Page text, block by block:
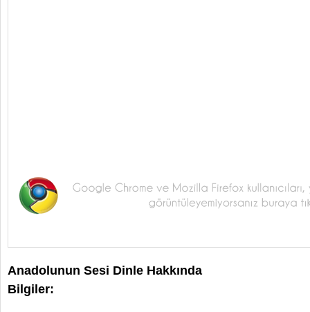
Anadolunun Sesi Dinle Hakkında
Bilgiler: